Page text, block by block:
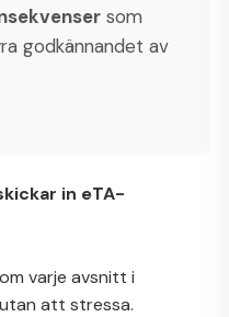
som
godkännandet av
in eTA-
varje avsnitt i
att stressa.